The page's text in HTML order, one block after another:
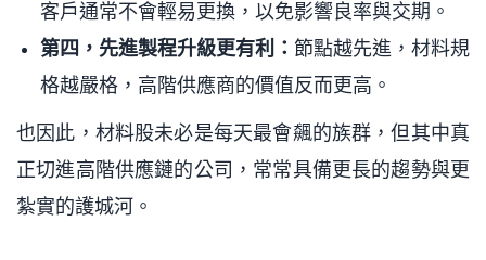
客戶通常不會輕易更換，以免影響良率與交期。
第四，先進製程升級更有利： 節點越先進，材料規
格越嚴格，高階供應商的價值反而更高。
也因此，材料股未必是每天最會飆的族群，但其中真
正切進高階供應鏈的公司，常常具備更長的趨勢與更
紮實的護城河。